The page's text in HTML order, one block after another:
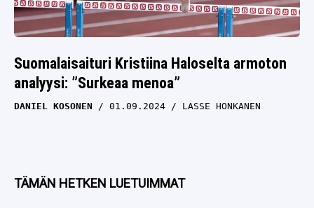
Suomalaisaituri Kristiina Haloselta armoton
analyysi: ”Surkeaa menoa”
DANIEL KOSONEN 01.09.2024 LASSE HONKANEN
TÄMÄN HETKEN LUETUIMMAT